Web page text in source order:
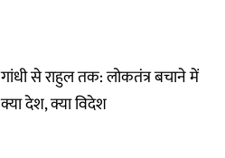
गांधी से राहुल तक: लोकतंत्र बचाने में
क्या देश, क्या विदेश